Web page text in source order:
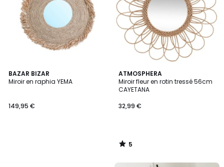
BAZAR BIZAR
Miroir en raphia YEMA
149,95 €
ATMOSPHERA
Miroir fleur en rotin tressé 56cm
CAYETANA
32,99 €
5
/
5
5
/